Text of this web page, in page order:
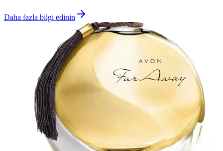
Daha fazla bilgi edinin